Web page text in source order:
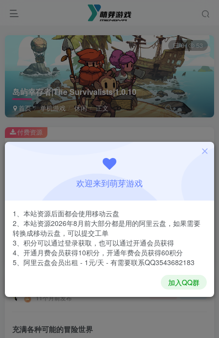
岛屿幸存者|The Survivalists|1.0.10
首页 单机游戏 休闲 正文
0 53
此内容为付费资源，请付费后查看
￥1
免费
登录购买
安装包大小
游戏本体大小
634.5 MB
付费资源
11个月前发布
充满各种可能的冒险世界
欢迎来到萌芽游戏
1、本站资源后面都会使用移动云盘
2、本站资源2026年8月前大部分都是用的阿里云盘，如果需要
转换成移动云盘，可以提交工单
3、积分可以通过登录获取，也可以通过开通会员获得
4、开通月费会员获得10积分，开通年费会员获得60积分
5、阿里云盘会员出租 - 1元/天 - 有需要联系QQ3543682183
加入QQ群